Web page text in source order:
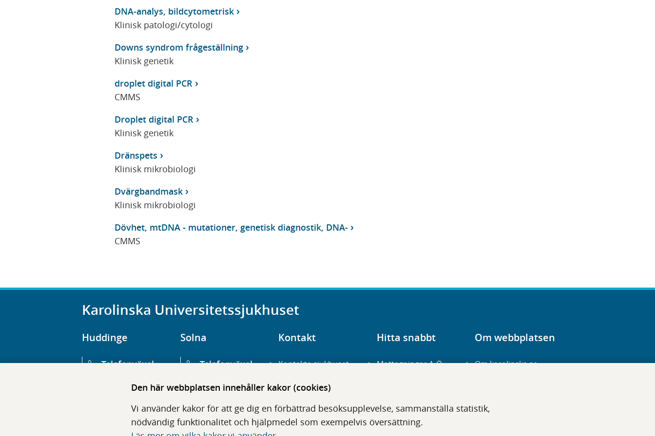
Den här webbplatsen innehåller kakor (cookies)
Vi använder kakor för att ge dig en förbättrad besöksupplevelse, sammanställa statistik,
nödvändig funktionalitet och hjälpmedel som exempelvis översättning.
DNA-analys, bildcytometrisk
Klinisk patologi/cytologi
Downs syndrom frågeställning
Klinisk genetik
droplet digital PCR
CMMS
Droplet digital PCR
Klinisk genetik
Dränspets
Klinisk mikrobiologi
Dvärgbandmask
Klinisk mikrobiologi
Dövhet, mtDNA - mutationer, genetisk diagnostik, DNA-
CMMS
Karolinska Universitetssjukhuset
Huddinge
Telefonväxel
Hälsovägen 13
Solna
Telefonväxel
Eugeniavägen 3
Kontakt
Kontakta sjukhuset
Hitta hit
Press
Hitta snabbt
Mottagningar A-Ö
Digitala tjänster
Om webbplatsen
Om karolinska.se
Tillgänglighet